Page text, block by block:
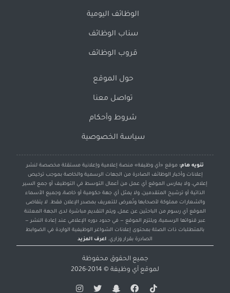
الوظائف اليومية
سناب الوظائف
قروب الوظائف
حول الموقع
تواصل معنا
شروط وأحكام
سياسة الخصوصية
تنويه هام: موقع «أي وظيفة» منصة إعلامية وإعلانية مستقلة مخصصة لنشر
إعلانات وأخبار الوظائف الصادرة من الجهات الرسمية والخاصة بموجب ترخيص
إعلامي، ولا يمارس الموقع أي عمل من أعمال التوسط في التوظيف أو جمع السير
الذاتية أو ترشيح المتقدمين، ولا يمثل أي جهة حكومية أو خاصة، وجميع الأسماء
والشعارات مملوكة لأصحابها وتُعرض للتعريف بمصدر الإعلان فقط. لا يتقاضى
الموقع أي رسوم من الباحثين عن عمل، ويتم التقديم مباشرة لدى الجهة المعلنة
عبر قنواتها الرسمية، ويلتزم الموقع — في حدود دوره الإعلامي عند إعادة النشر —
بالمتطلبات ذات الصلة بمحتوى إعلانات الشواغر الوظيفية الواردة في الضوابط
الصادرة بقرار وزاري. اعرف المزيد
جميع الحقوق محفوظة
لموقع أي وظيفة © 2014-2026